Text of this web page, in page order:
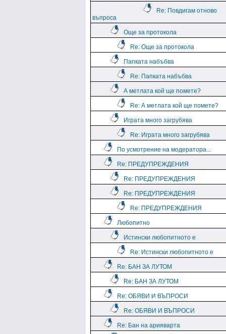
Re: Повдигам отново
въпроса
Още за протокола
Re: Още за протокола
Папката набъбва
Re: Папката набъбва
А метлата кой ще помете?
Re: А метлата кой ще помете?
Играта много загрубява
Re: Играта много загрубява
По усмотрение на модератора...
Re: ПРЕДУПРЕЖДЕНИЯ
Re: ПРЕДУПРЕЖДЕНИЯ
Re: ПРЕДУПРЕЖДЕНИЯ
Re: ПРЕДУПРЕЖДЕНИЯ
Любопитно
Истински любопитното е
Re: Истински любопитното е
Re: БАН ЗА ЛУТОМ
Re: БАН ЗА ЛУТОМ
Re: ОБЯВИ И ВЪПРОСИ
Re: ОБЯВИ И ВЪПРОСИ
Re: Бан на арияварта